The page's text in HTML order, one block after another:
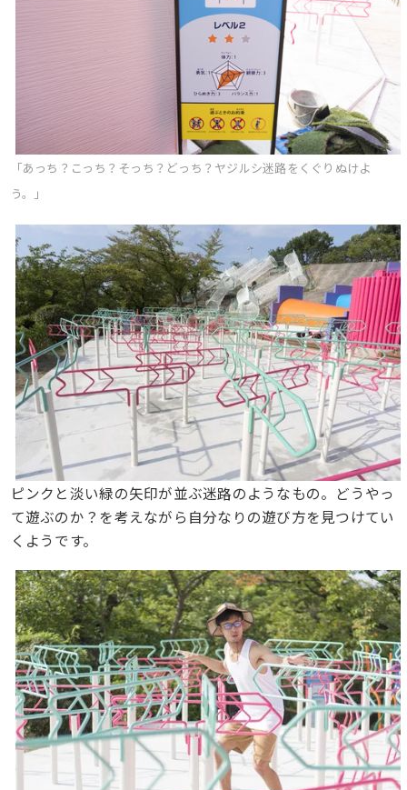
「あっち？こっち？そっち？どっち？ヤジルシ迷路をくぐりぬけよ
う。」
ピンクと淡い緑の矢印が並ぶ迷路のようなもの。どうやっ
て遊ぶのか？を考えながら自分なりの遊び方を見つけてい
くようです。